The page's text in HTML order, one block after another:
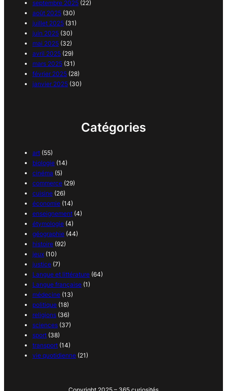
septembre 2025 (22)
août 2025 (30)
juillet 2025 (31)
juin 2025 (30)
mai 2025 (32)
avril 2025 (29)
mars 2025 (31)
février 2025 (28)
janvier 2025 (30)
Catégories
art (55)
biologie (14)
cinéma (5)
commerce (29)
cuisine (26)
économie (14)
enseignement (4)
étymologie (4)
géographie (44)
histoire (92)
jeux (10)
justice (7)
Langue et littérature (64)
Langue française (1)
médecine (13)
politique (18)
religions (36)
sciences (37)
sport (38)
transport (14)
vie quotidienne (21)